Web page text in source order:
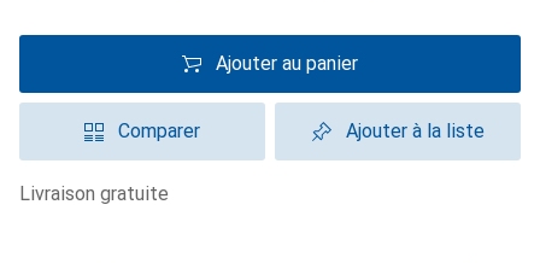
Ajouter au panier
Comparer Ajouter à la liste
livraison gratuite